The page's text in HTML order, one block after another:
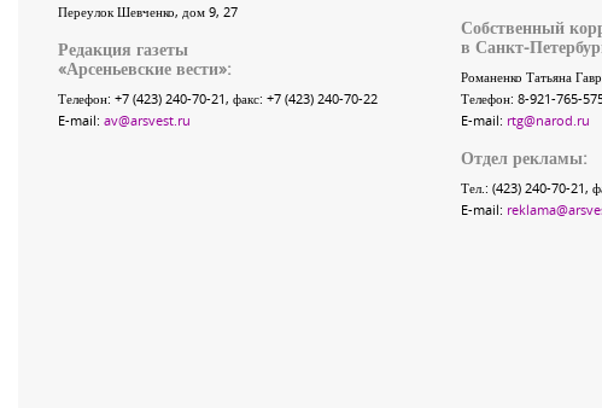
Переулок Шевченко, дом 9, 27
Редакция газеты
«Арсеньевские вести»:
Телефон: +7 (423) 240-70-21, факс: +7 (423) 240-70-22
E-mail: av@arsvest.ru
Собственный
в Санкт-
Романенко Татьяна
Телефон: 8-921-765-
E-mail: rtg@narod.ru
Отдел рекламы:
Тел.: (423) 240-70-21,
E-mail: